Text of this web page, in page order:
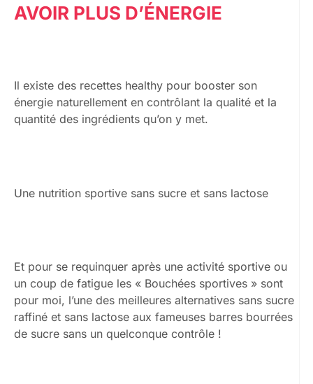
AVOIR PLUS D’ÉNERGIE
Il existe des recettes healthy pour booster son
énergie naturellement en contrôlant la qualité et la
quantité des ingrédients qu’on y met.
Une nutrition sportive sans sucre et sans lactose
Et pour se requinquer après une activité sportive ou
un coup de fatigue les « Bouchées sportives » sont
pour moi, l’une des meilleures alternatives sans sucre
raffiné et sans lactose aux fameuses barres bourrées
de sucre sans un quelconque contrôle !